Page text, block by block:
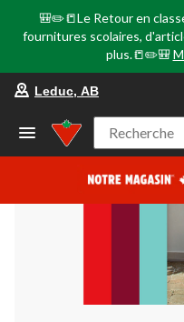
🎒✏️📒Le Retour en
fournitures scolaires,
plus.📒✏️🎒
Leduc, AB
Recherche